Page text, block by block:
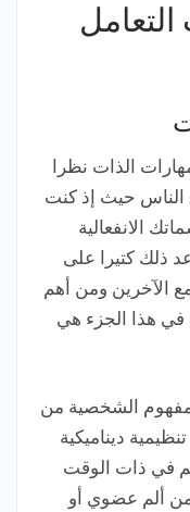
الذات نظرا
الناس حيث إذ كنت
الانفعالية
ذلك كتيرا على
الآخرين ومن أهم
في هذا الجزء هي
مفهوم الشخصية من
ديناميكية
في ذات الوقت
ألم عضوي أو